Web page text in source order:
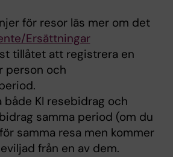
för resor läs mer om det
Ersättningar
tillåtet att registrera en
person och
både KI resebidrag och
samma period (om du
samma resa men kommer
från en av dem.